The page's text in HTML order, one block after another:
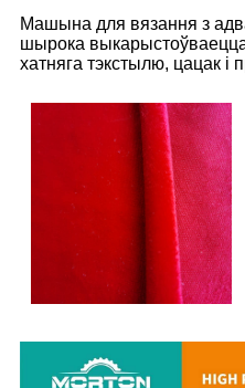
Машына для вязання з
шырока
хатняга тэкстылю, цацак і